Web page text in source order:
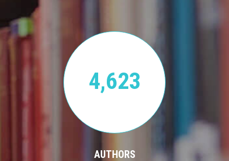
4,623
AUTHORS